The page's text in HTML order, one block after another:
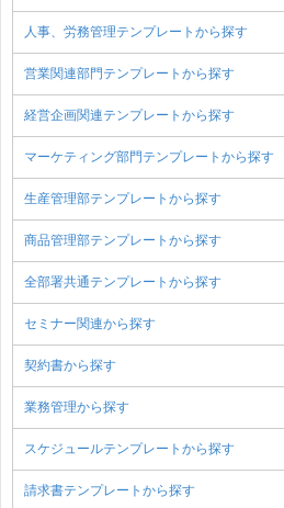
人事、労務管理テンプレートから探す
営業関連部門テンプレートから探す
経営企画関連テンプレートから探す
マーケティング部門テンプレートから探す
生産管理部テンプレートから探す
商品管理部テンプレートから探す
全部署共通テンプレートから探す
セミナー関連から探す
契約書から探す
業務管理から探す
スケジュールテンプレートから探す
請求書テンプレートから探す